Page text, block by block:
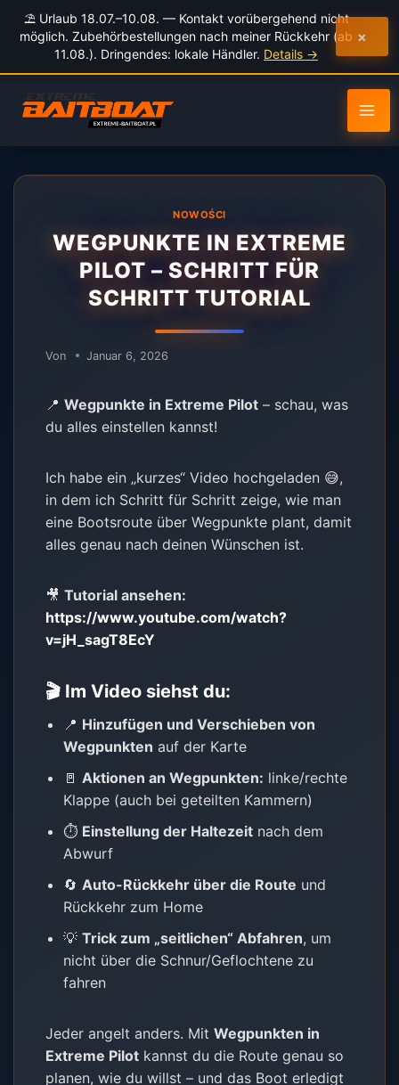
⛱️ Urlaub 18.07.–10.08. — Kontakt vorübergehend nicht
möglich. Zubehörbestellungen nach meiner Rückkehr (ab
11.08.). Dringendes: lokale Händler. Details →
×
Inhalt
springen
NOWOŚCI
WEGPUNKTE IN EXTREME
PILOT – SCHRITT FÜR
SCHRITT TUTORIAL
Von Januar 6, 2026
📍Wegpunkte in Extreme Pilot – schau, was
du alles einstellen kannst!
Ich habe ein „kurzes“ Video hochgeladen 😅,
in dem ich Schritt für Schritt zeige, wie man
eine Bootsroute über Wegpunkte plant, damit
alles genau nach deinen Wünschen ist.
🎥Tutorial ansehen:
https://www.youtube.com/watch?
v=jH_sagT8EcY
🎬 Im Video siehst du:
📍 Hinzufügen und Verschieben von
Wegpunkten auf der Karte
🚪 Aktionen an Wegpunkten: linke/rechte
Klappe (auch bei geteilten Kammern)
⏱️ Einstellung der Haltezeit nach dem
Abwurf
🔄 Auto-Rückkehr über die Route und
Rückkehr zum Home
💡Trick zum „seitlichen“ Abfahren, um
nicht über die Schnur/Geflochtene zu
fahren
Jeder angelt anders. MitWegpunkten in
Extreme Pilot kannst du die Route genau so
planen, wie du willst – und das Boot erledigt